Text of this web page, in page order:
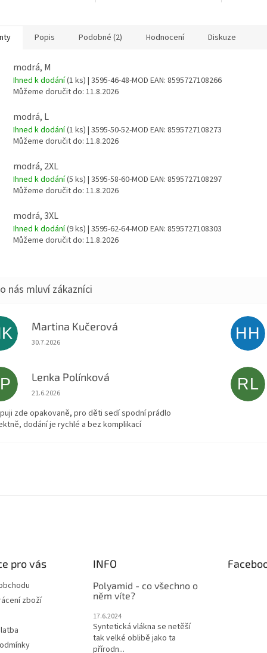
Popis Podobné (2) Hodnocení Diskuze
modrá, M
Ihned k dodání(1 ks) | 3595-46-48-MOD EAN: 8595727108266
Můžeme doručit do: 11.8.2026
modrá, L
Ihned k dodání(1 ks) | 3595-50-52-MOD EAN: 8595727108273
Můžeme doručit do: 11.8.2026
modrá, 2XL
Ihned k dodání(5 ks) | 3595-58-60-MOD EAN: 8595727108297
Můžeme doručit do: 11.8.2026
modrá, 3XL
Ihned k dodání(9 ks) | 3595-62-64-MOD EAN: 8595727108303
Můžeme doručit do: 11.8.2026
Martina Kučerová
Hodnocení obchodu je 5 z 5 hvězdiček.
30.7.2026
HH
Lenka Polínková
Hodnocení obchodu je 5 z 5 hvězdiček.
21.6.2026
zde opakovaně, pro děti sedí spodní prádlo
dodání je rychlé a bez komplikací
RL
pro vás
zboží
INFO
Polyamid - co všechno o
něm víte?
17.6.2024
Syntetická vlákna se netěší
tak velké oblibě jako ta
přírodn...